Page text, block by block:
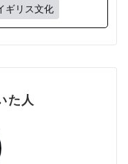
ギリス文化
た人